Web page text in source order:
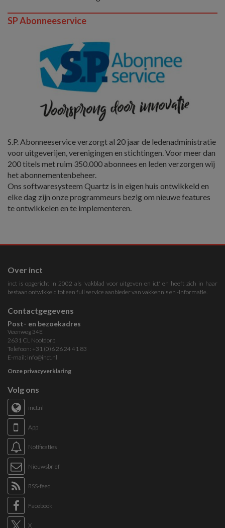
SP Abonneeservice
S.P. Abonneeservice verzorgt al 20 jaar de ledenadministratie
voor uitgeverijen, verenigingen en stichtingen. Voor meer dan
200 titels met ruim 350.000 abonnees en leden verzorgen wij
het abonnementenbeheer.
Ons softwaresysteem Quartz is in eigen huis ontwikkeld en
elke dag zijn onze programmeurs bezig om nieuwe features
te ontwikkelen en te implementeren.
Over inct
inct is opgericht in 2002 als 'vakblad voor uitgeven en ict' en heeft zich in haar
bestaan ontwikkeld tot een full service aanbieder van vakkennis en -informatie.
Contactgegevens
Post- en bezoekadres
Veenweg 34E
2631 CL Nootdorp
Telefoon: +31 (0)6 26 24 41 83
E-mail: info@inct.nl
Onze privacyverklaring
Volg ons
inct.nl
App
Notificaties
Nieuwsbrief
RSS-feed
Facebook
X